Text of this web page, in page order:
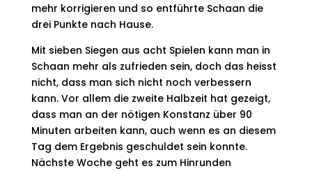
mehr korrigieren und so entführte Schaan die
drei Punkte nach Hause.
Mit sieben Siegen aus acht Spielen kann man in
Schaan mehr als zufrieden sein, doch das heisst
nicht, dass man sich nicht noch verbessern
kann. Vor allem die zweite Halbzeit hat gezeigt,
dass man an der nötigen Konstanz über 90
Minuten arbeiten kann, auch wenn es an diesem
Tag dem Ergebnis geschuldet sein konnte.
Nächste Woche geht es zum Hinrunden